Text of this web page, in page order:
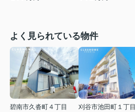
よく見られている物件
碧南市久沓町４丁目
刈谷市池田町１丁目